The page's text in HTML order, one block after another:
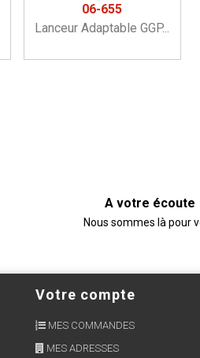
06-655
Lanceur Adaptable GGP...
A votre écoute
Nous sommes là pour
Votre compte
MES COMMANDES
MES ADRESSES